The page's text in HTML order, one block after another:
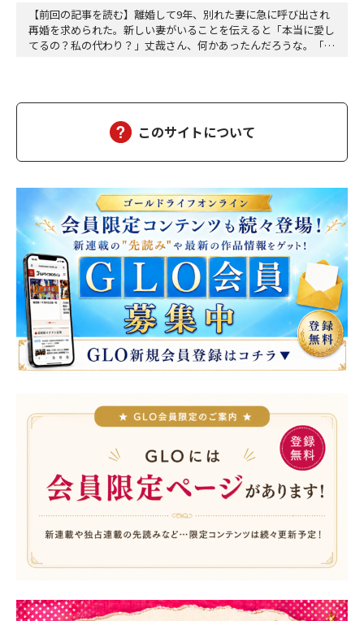
【前回の記事を読む】離婚して9年、別れた妻に急に呼び出され
再婚を求められた。新しい妻がいることを伝えると「本当に愛し
てるの？私の代わり？」丈哉さん、何かあったんだろうな。「座
た。「どうしてあんな身勝手な事が言えるのだろう。佐…
このサイトについて